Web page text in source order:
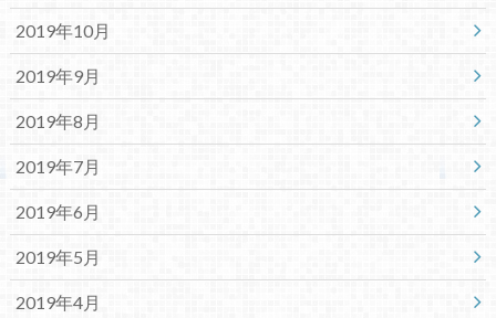
2019年10月
2019年9月
2019年8月
2019年7月
2019年6月
2019年5月
2019年4月